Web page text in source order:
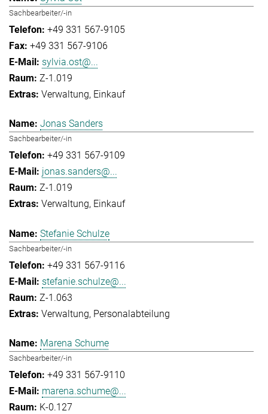
Sachbearbeiter/-in
+49 331 567-9105
+49 331 567-9106
sylvia.ost@...
Z-1.019
Verwaltung Einkauf
Jonas Sanders
Sachbearbeiter/-in
+49 331 567-9109
jonas.sanders@...
Z-1.019
Verwaltung Einkauf
Stefanie Schulze
Sachbearbeiter/-in
+49 331 567-9116
stefanie.schulze@...
Z-1.063
Verwaltung Personalabteilung
Marena Schume
Sachbearbeiter/-in
+49 331 567-9110
marena.schume@...
K-0.127